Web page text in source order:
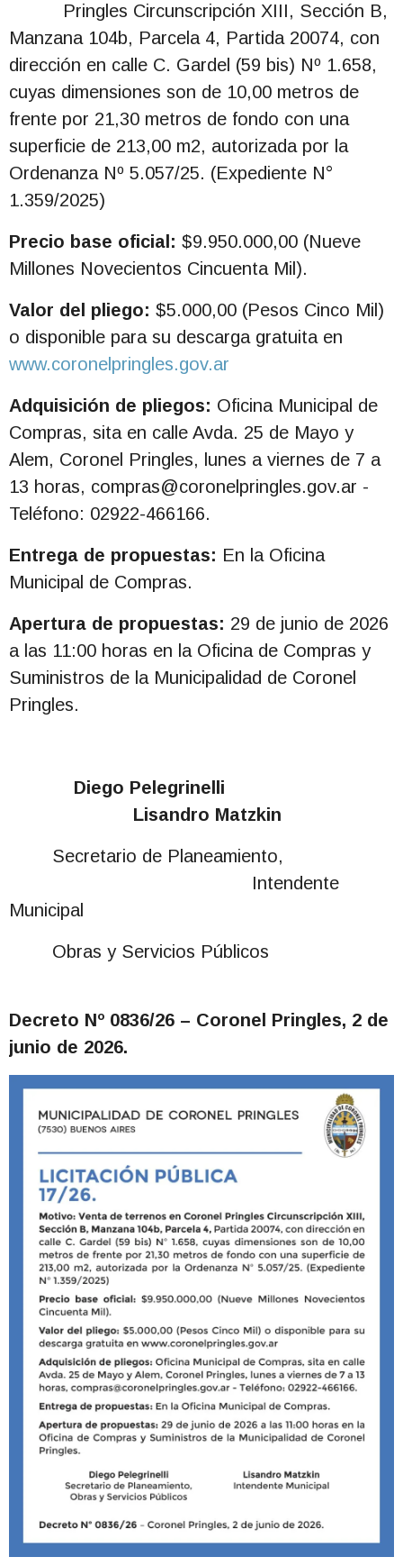
Pringles Circunscripción XIII, Sección B,
Manzana 104b, Parcela 4, Partida 20074, con
dirección en calle C. Gardel (59 bis) Nº 1.658,
cuyas dimensiones son de 10,00 metros de
frente por 21,30 metros de fondo con una
superficie de 213,00 m2, autorizada por la
Ordenanza Nº 5.057/25. (Expediente N°
1.359/2025)
Precio base oficial: $9.950.000,00 (Nueve
Millones Novecientos Cincuenta Mil).
Valor del pliego: $5.000,00 (Pesos Cinco Mil)
o disponible para su descarga gratuita en
www.coronelpringles.gov.ar
Adquisición de pliegos: Oficina Municipal de
Compras, sita en calle Avda. 25 de Mayo y
Alem, Coronel Pringles, lunes a viernes de 7 a
13 horas, compras@coronelpringles.gov.ar -
Teléfono: 02922-466166.
Entrega de propuestas: En la Oficina
Municipal de Compras.
Apertura de propuestas: 29 de junio de 2026
a las 11:00 horas en la Oficina de Compras y
Suministros de la Municipalidad de Coronel
Pringles.
Diego Pelegrinelli
Lisandro Matzkin
Secretario de Planeamiento,
Intendente
Municipal
Obras y Servicios Públicos
Decreto Nº 0836/26 – Coronel Pringles, 2 de
junio de 2026.